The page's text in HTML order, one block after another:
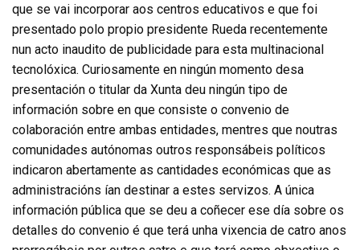
que se vai incorporar aos centros educativos e que foi
presentado polo propio presidente Rueda recentemente
nun acto inaudito de publicidade para esta multinacional
tecnolóxica. Curiosamente en ningún momento desa
presentación o titular da Xunta deu ningún tipo de
información sobre en que consiste o convenio de
colaboración entre ambas entidades, mentres que noutras
comunidades autónomas outros responsábeis políticos
indicaron abertamente as cantidades económicas que as
administracións ían destinar a estes servizos. A única
información pública que se deu a coñecer ese día sobre os
detalles do convenio é que terá unha vixencia de catro anos